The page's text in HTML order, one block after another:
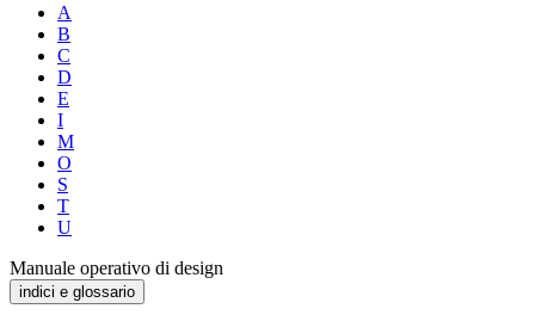
A
B
C
D
E
I
M
O
S
T
U
Manuale operativo di design
indici e glossario